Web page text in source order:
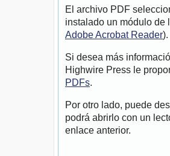
El archivo PDF
instalado un módulo de
Adobe Acrobat Reader).
Si desea más
Highwire Press le
PDFs.
Por otro lado, puede
podrá abrirlo con un
enlace anterior.